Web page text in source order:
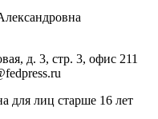
д. 3, стр. 3, офис 211
для лиц старше 16 лет